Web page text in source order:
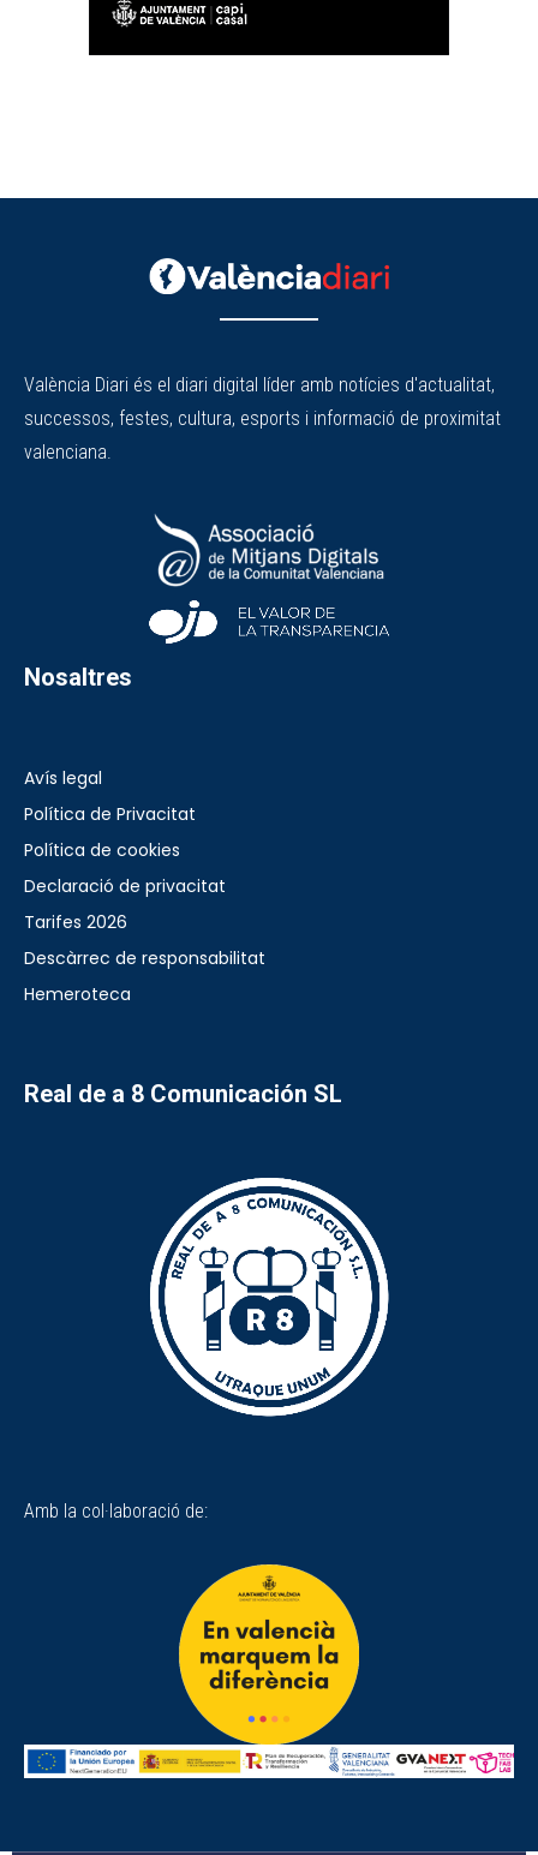
València Diari és el diari digital líder amb notícies d'actualitat,
successos, festes, cultura, esports i informació de proximitat
valenciana.
Nosaltres
Avís legal
Política de Privacitat
Política de cookies
Declaració de privacitat
Tarifes 2026
Descàrrec de responsabilitat
Hemeroteca
Real de a 8 Comunicación SL
Amb la col·laboració de: